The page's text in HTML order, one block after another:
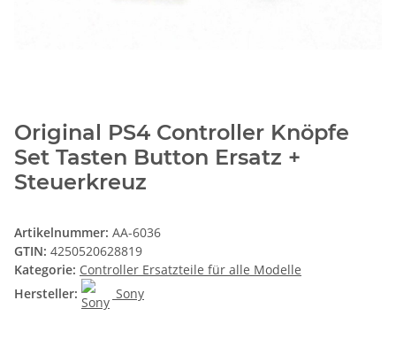
Original PS4 Controller Knöpfe
Set Tasten Button Ersatz +
Steuerkreuz
Artikelnummer: AA-6036
GTIN: 4250520628819
Kategorie: Controller Ersatzteile für alle Modelle
Hersteller:
Sony